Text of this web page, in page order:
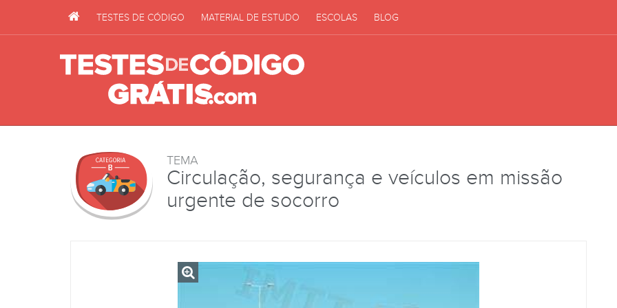
TESTES DE CÓDIGO MATERIAL DE ESTUDO ESCOLAS BLOG
TEMA
Circulação, segurança e veículos em missão
urgente de socorro